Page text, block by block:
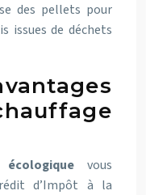
des pellets pour
issues de déchets
vous
d’Impôt à la